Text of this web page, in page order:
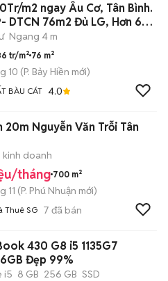
m2 ngay Âu Cơ, Tân Bình.
DTCN 76m2 Đủ LG, Hơn 6
Ngang 4 m
tr/m² 76 m²
10 (P. Bảy Hiền mới)
BÀU CÁT 4.0
20m Nguyễn Văn Trỗi Tân
kinh doanh
tháng 700 m²
11 (P. Phú Nhuận mới)
Thuê SG 7 đã bán
430 G8 i5 1135G7
Đẹp 99%
i5 8 GB 256 GB SSD